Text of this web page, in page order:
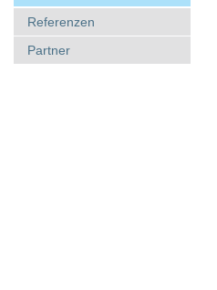
Referenzen
Partner